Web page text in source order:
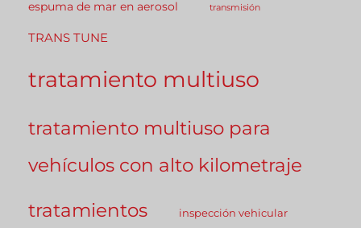
espuma de mar en aerosol transmisión
TRANS TUNE
tratamiento multiuso
tratamiento multiuso para
vehículos con alto kilometraje
tratamientos inspección vehicular